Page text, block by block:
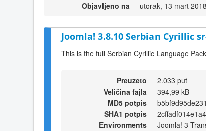
Objavljeno na
utorak, 13 mart
Joomla! 3.8.10 Serbian Cyrillic
This is the full Serbian Cyrillic Language
Preuzeto
2.033 put
Veličina fajla
394,99 kB
MD5 potpis
SHA1 potpis
Environments
Joomla! 3